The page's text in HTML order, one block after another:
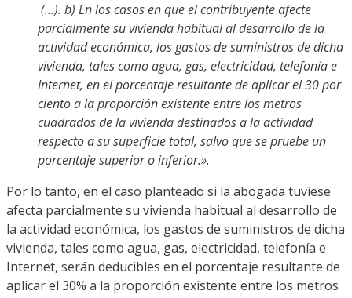
(…). b) En los casos en que el contribuyente afecte
parcialmente su vivienda habitual al desarrollo de la
actividad económica, los gastos de suministros de dicha
vivienda, tales como agua, gas, electricidad, telefonía e
Internet, en el porcentaje resultante de aplicar el 30 por
ciento a la proporción existente entre los metros
cuadrados de la vivienda destinados a la actividad
respecto a su superficie total, salvo que se pruebe un
porcentaje superior o inferior.».
Por lo tanto, en el caso planteado si la abogada tuviese
afecta parcialmente su vivienda habitual al desarrollo de
la actividad económica, los gastos de suministros de dicha
vivienda, tales como agua, gas, electricidad, telefonía e
Internet, serán deducibles en el porcentaje resultante de
aplicar el 30% a la proporción existente entre los metros